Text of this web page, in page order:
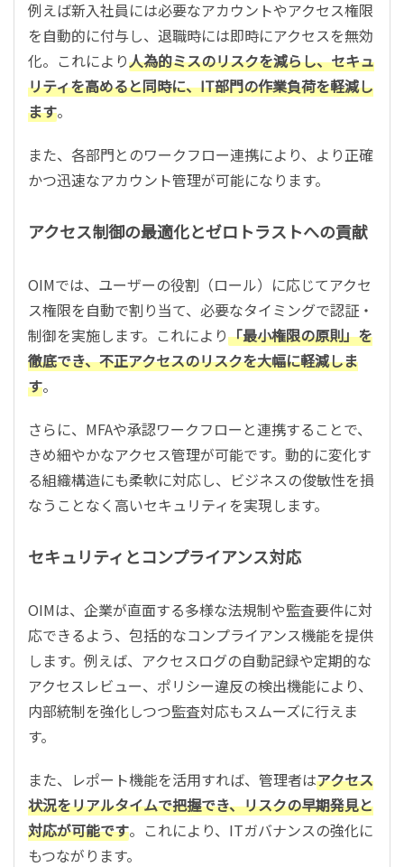
例えば新入社員には必要なアカウントやアクセス権限
を自動的に付与し、退職時には即時にアクセスを無効
化。これにより人為的ミスのリスクを減らし、セキュ
リティを高めると同時に、IT部門の作業負荷を軽減し
ます。
また、各部門とのワークフロー連携により、より正確
かつ迅速なアカウント管理が可能になります。
アクセス制御の最適化とゼロトラストへの貢献
OIMでは、ユーザーの役割（ロール）に応じてアクセ
ス権限を自動で割り当て、必要なタイミングで認証・
制御を実施します。これにより「最小権限の原則」を
徹底でき、不正アクセスのリスクを大幅に軽減しま
す。
さらに、MFAや承認ワークフローと連携することで、
きめ細やかなアクセス管理が可能です。動的に変化す
る組織構造にも柔軟に対応し、ビジネスの俊敏性を損
なうことなく高いセキュリティを実現します。
セキュリティとコンプライアンス対応
OIMは、企業が直面する多様な法規制や監査要件に対
応できるよう、包括的なコンプライアンス機能を提供
します。例えば、アクセスログの自動記録や定期的な
アクセスレビュー、ポリシー違反の検出機能により、
内部統制を強化しつつ監査対応もスムーズに行えま
す。
また、レポート機能を活用すれば、管理者はアクセス
状況をリアルタイムで把握でき、リスクの早期発見と
対応が可能です。これにより、ITガバナンスの強化に
もつながります。